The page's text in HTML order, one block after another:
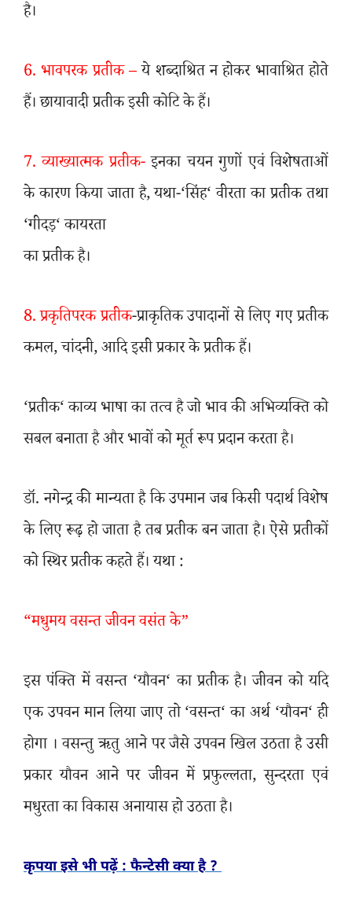
है।
6. भावपरक प्रतीक –ये शब्दाश्रित न होकर भावाश्रित होते
हैं। छायावादी प्रतीक इसी कोटि के हैं।
7.व्याख्यात्मक प्रतीक-इनका चयन गुणों एवं विशेषताओं
के कारण किया जाता है,यथा-‘सिंह‘वीरता का प्रतीक तथा
‘गीदड़‘कायरता
का प्रतीक है।
8.प्रकृतिपरक प्रतीक-प्राकृतिक उपादानों से लिए गए प्रतीक
कमल,चांदनी,आदि इसी प्रकार के प्रतीक हैं।
‘प्रतीक‘काव्य भाषा का तत्व है जो भाव की अभिव्यक्ति को
सबल बनाता है और भावों को मूर्त रूप प्रदान करता है।
डॉ. नगेन्द्र की मान्यता है कि उपमान जब किसी पदार्थ विशेष
के लिए रूढ़ हो जाता है तब प्रतीक बन जाता है। ऐसे प्रतीकों
को स्थिर प्रतीक कहते हैं। यथा :
“मधुमय वसन्त जीवन वसंत के”
इस पंक्ति में वसन्त ‘यौवन‘का प्रतीक है। जीवन को यदि
एक उपवन मान लिया जाए तो‘वसन्त‘का अर्थ ‘यौवन‘ही
होगा । वसन्तु ऋतु आने पर जैसे उपवन खिल उठता है उसी
प्रकार यौवन आने पर जीवन में प्रफुल्लता,सुन्दरता एवं
मधुरता का विकास अनायास हो उठता है।
कृपया इसे भी पढ़ें : फैन्टेसी क्या है ?